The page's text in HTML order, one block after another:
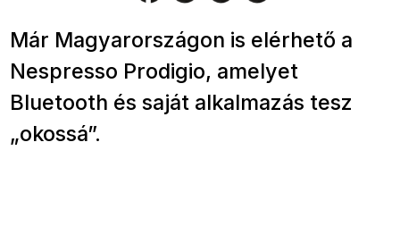
Már Magyarországon is elérhető a
Nespresso Prodigio, amelyet
Bluetooth és saját alkalmazás tesz
„okossá”.